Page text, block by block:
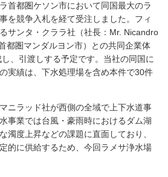
首都圏ケソン市において同国最大のラ
を競争入札を経て受注しました。フィ
サンタ・クララ社（社長：Mr. Nicandro
都圏マンダルヨン市）との共同企業体
、引渡しする予定です。当社の同国に
実績は、下水処理場を含め本件で30件
ニラッド社が西側の全域で上下水道事
事業では台風・豪雨時におけるダム湖
濁度上昇などの課題に直面しており、
的に供給するため、今回ラメサ浄水場